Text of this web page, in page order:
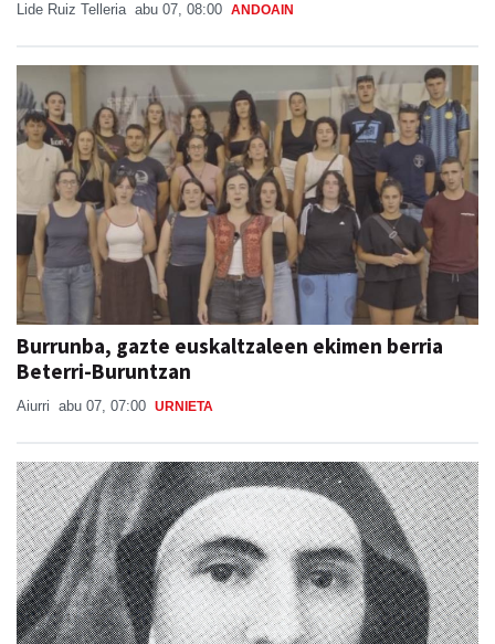
Lide Ruiz Telleria abu 07, 08:00 ANDOAIN
Burrunba, gazte euskaltzaleen ekimen berria
Beterri-Buruntzan
Aiurri abu 07, 07:00 URNIETA